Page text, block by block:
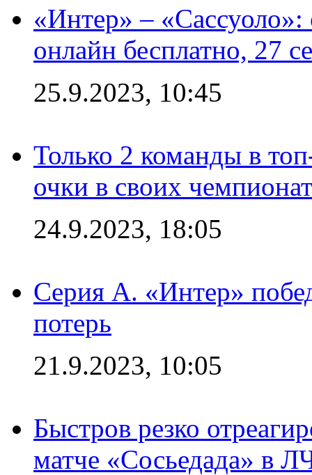
«Интер» –
онлайн бесплатно, 27
25.9.2023, 10:45
Только 2 команды в
очки в своих
24.9.2023, 18:05
Серия А. «Интер»
потерь
21.9.2023, 10:05
Быстров резко
матче «Сосьедада» в